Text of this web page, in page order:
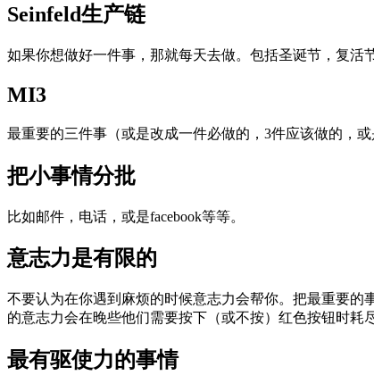
Seinfeld生产链
如果你想做好一件事，那就每天去做。包括圣诞节，复活
MI3
最重要的三件事（或是改成一件必做的，3件应该做的，
把小事情分批
比如邮件，电话，或是facebook等等。
意志力是有限的
不要认为在你遇到麻烦的时候意志力会帮你。把最重要
的意志力会在晚些他们需要按下（或不按）红色按钮时耗尽
最有驱使力的事情